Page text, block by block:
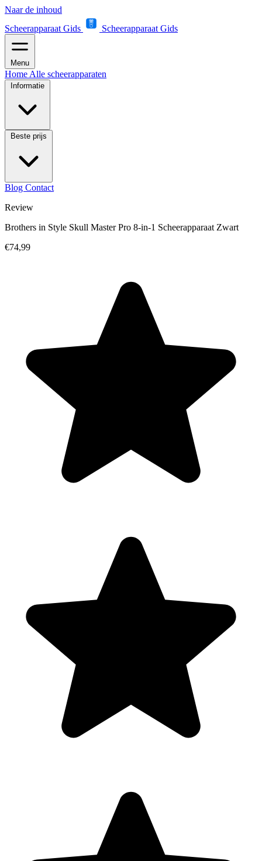
Naar de inhoud
Scheerapparaat Gids
Scheerapparaat Gids
Menu
Home Alle scheerapparaten
Informatie
Beste prijs
Blog Contact
Review
Brothers in Style Skull Master Pro 8-in-1 Scheerapparaat Zwart
€74,99